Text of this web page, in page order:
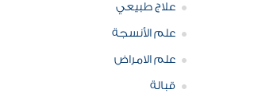
علاج طبيعي
علم الأنسجة
علم الامراض
قبالة